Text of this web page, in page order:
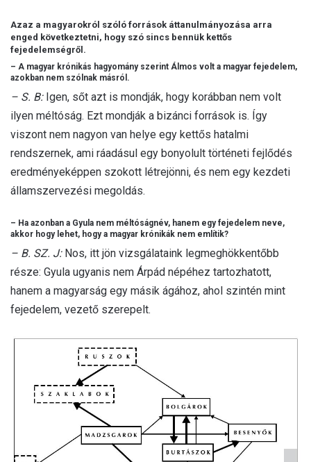
Azaz a magyarokról szóló források áttanulmányozása arra
enged következtetni, hogy szó sincs bennük kettős
fejedelemségről.
– A magyar krónikás hagyomány szerint Álmos volt a magyar fejedelem,
azokban nem szólnak másról.
– S. B:Igen, sőt azt is mondják, hogy korábban nem volt
ilyen méltóság. Ezt mondják a bizánci források is. Így
viszont nem nagyon van helye egy kettős hatalmi
rendszernek, ami ráadásul egy bonyolult történeti fejlődés
eredményeképpen szokott létrejönni, és nem egy kezdeti
államszervezési megoldás.
– Ha azonban a Gyula nem méltóságnév, hanem egy fejedelem neve,
akkor hogy lehet, hogy a magyar krónikák nem említik?
– B. SZ. J:Nos, itt jön vizsgálataink legmeghökkentőbb
része: Gyula ugyanis nem Árpád népéhez tartozhatott,
hanem a magyarság egy másik ágához, ahol szintén mint
fejedelem, vezető szerepelt.